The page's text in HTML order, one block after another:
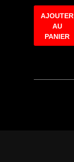
AJOUTER
AU
PANIER